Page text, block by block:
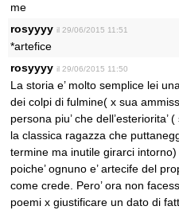
me
rosyyyy il 29/06/2015 11:51
*artefice
rosyyyy il 29/06/2015 11:50
La storia e’ molto semplice lei
dei colpi di fulmine( x sua
persona piu’ che dell’esteriorita’
la classica ragazza che
termine ma inutile girarci
poiche’ ognuno e’ artecife del
come crede. Pero’ ora non
poemi x giustificare un dato di